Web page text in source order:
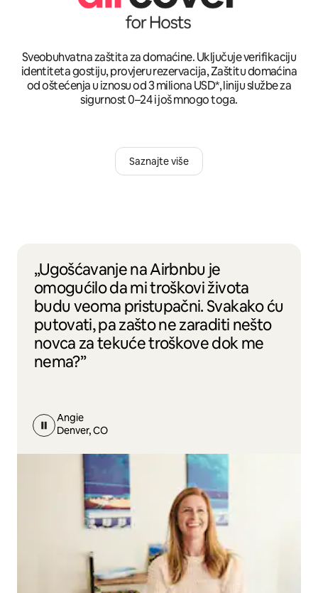
Sveobuhvatna zaštita za domaćine. Uključuje verifikaciju
identiteta gostiju, provjeru rezervacija, Zaštitu domaćina
od oštećenja u iznosu od 3 miliona USD*, liniju službe za
sigurnost 0–24 i još mnogo toga.
Saznajte više
„Ugošćavanje na Airbnbu je
omogućilo da mi troškovi života
budu veoma pristupačni. Svakako ću
putovati, pa zašto ne zaraditi nešto
novca za tekuće troškove dok me
nema?”
Angie
Denver, CO